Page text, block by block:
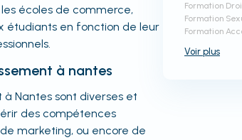
les écoles de commerce,
étudiants en fonction de leur
à nantes
Nantes sont diverses et
des compétences
marketing, ou encore de
Formation
Formation
Formation
Voir plus